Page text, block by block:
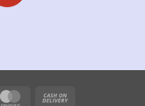
MasterCard